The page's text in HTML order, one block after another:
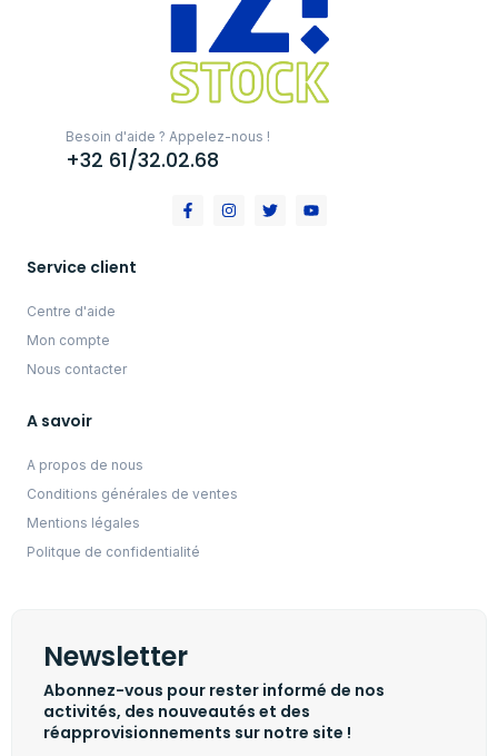
Besoin d'aide ? Appelez-nous !
+32 61/32.02.68
Service client
Centre d'aide
Mon compte
Nous contacter
A savoir
A propos de nous
Conditions générales de ventes
Mentions légales
Politque de confidentialité
Newsletter
Abonnez-vous pour rester informé de nos
activités, des nouveautés et des
réapprovisionnements sur notre site !